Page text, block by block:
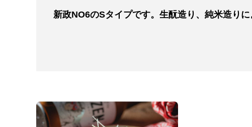
新政NO6のSタイプです。生酛造り、純米造り